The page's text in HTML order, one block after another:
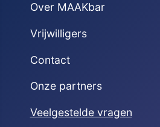
Over MAAKbar
Vrijwilligers
Contact
Onze partners
Veelgestelde vragen